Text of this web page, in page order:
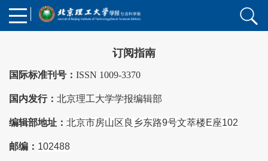
订阅指南
国际标准刊号： ISSN 1009-3370
国内发行： 北京理工大学学报编辑部
编辑部地址： 北京市房山区良乡东路9号文萃楼E座102
邮编： 102488